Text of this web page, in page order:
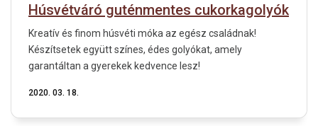
Húsvétváró guténmentes cukorkagolyók
Kreatív és finom húsvéti móka az egész családnak!
Készítsetek együtt színes, édes golyókat, amely
garantáltan a gyerekek kedvence lesz!
2020. 03. 18.